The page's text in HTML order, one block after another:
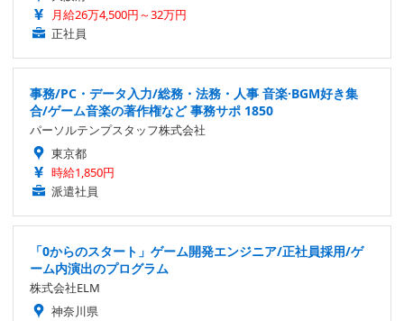
月給26万4,500円～32万円
正社員
事務/PC・データ入力/総務・法務・人事 音楽·BGM好き集
合/ゲーム音楽の著作権など 事務サポ 1850
パーソルテンプスタッフ株式会社
東京都
時給1,850円
派遣社員
「0からのスタート」ゲーム開発エンジニア/正社員採用/ゲ
ーム内演出のプログラム
株式会社ELM
神奈川県